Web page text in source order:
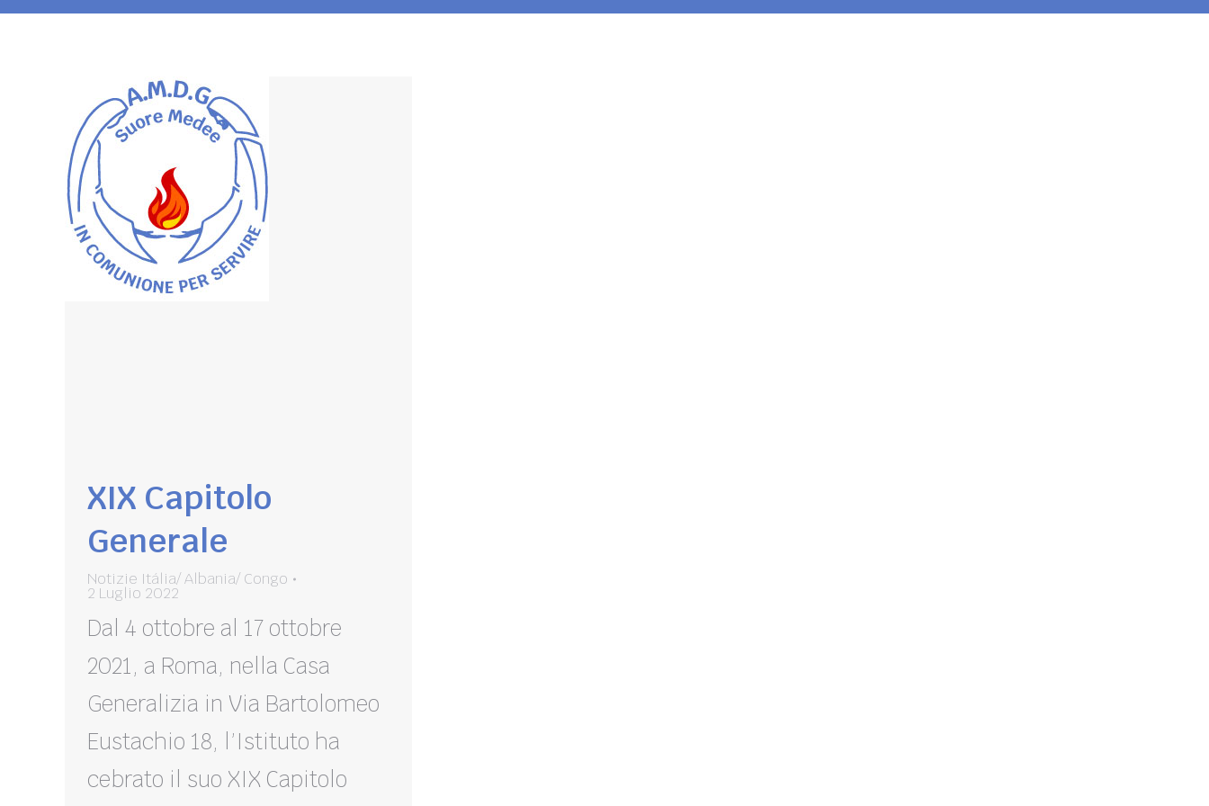
XIX Capitolo
Generale
Notizie Itália/ Albania/ Congo
2 Luglio 2022
Dal 4 ottobre al 17 ottobre
2021, a Roma, nella Casa
Generalizia in Via Bartolomeo
Eustachio 18, l’Istituto ha
cebrato il suo XIX Capitolo